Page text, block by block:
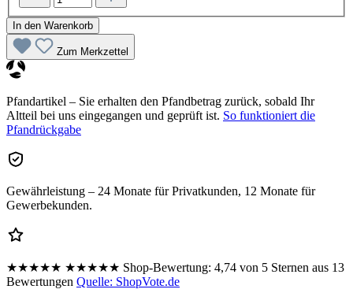
In den Warenkorb
Zum Merkzettel
Pfandartikel – Sie erhalten den Pfandbetrag zurück, sobald Ihr
Altteil bei uns eingegangen und geprüft ist. So funktioniert die
Pfandrückgabe
Gewährleistung – 24 Monate für Privatkunden, 12 Monate für
Gewerbekunden.
★★★★★ ★★★★★ Shop-Bewertung: 4,74 von 5 Sternen aus 13
Bewertungen Quelle: ShopVote.de